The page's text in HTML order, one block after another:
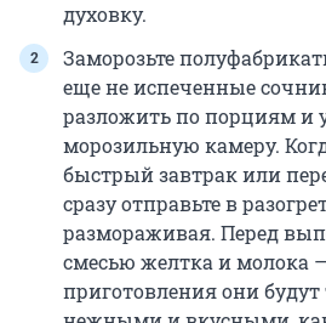
духовку.
Заморозьте
еще не испеченные
разложить по порциям и
морозильную камеру.
быстрый завтрак или
сразу отправьте в
размораживая. Перед
смесью желтка и молока
приготовления они